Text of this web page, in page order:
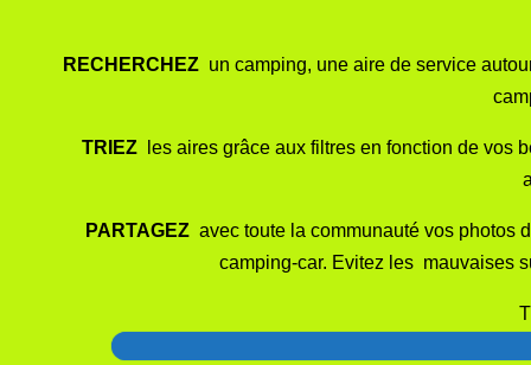
RECHERCHEZ un camping, une aire de service
TRIEZles aires grâce aux filtres en fonction de vos
PARTAGEZavec toute la communauté vos photos
camping-car. Evitez les mauvaises